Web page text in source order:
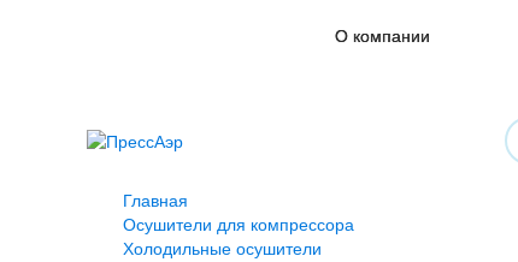
О компании
Главная
Осушители для компрессора
Холодильные осушители